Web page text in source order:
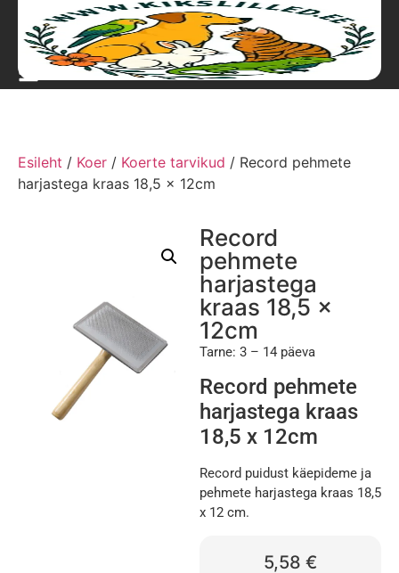
Esileht / Koer / Koerte tarvikud / Record pehmete
harjastega kraas 18,5 x 12cm
Record
pehmete
harjastega
kraas 18,5 x
12cm
Tarne: 3 – 14 päeva
Record pehmete
harjastega kraas
18,5 x 12cm
Record puidust käepideme ja
pehmete harjastega kraas 18,5
x 12 cm.
5,58 €